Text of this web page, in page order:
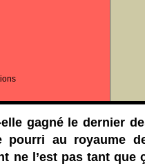
elle gagné le dernier
pourri au royaume
ne l’est pas tant que